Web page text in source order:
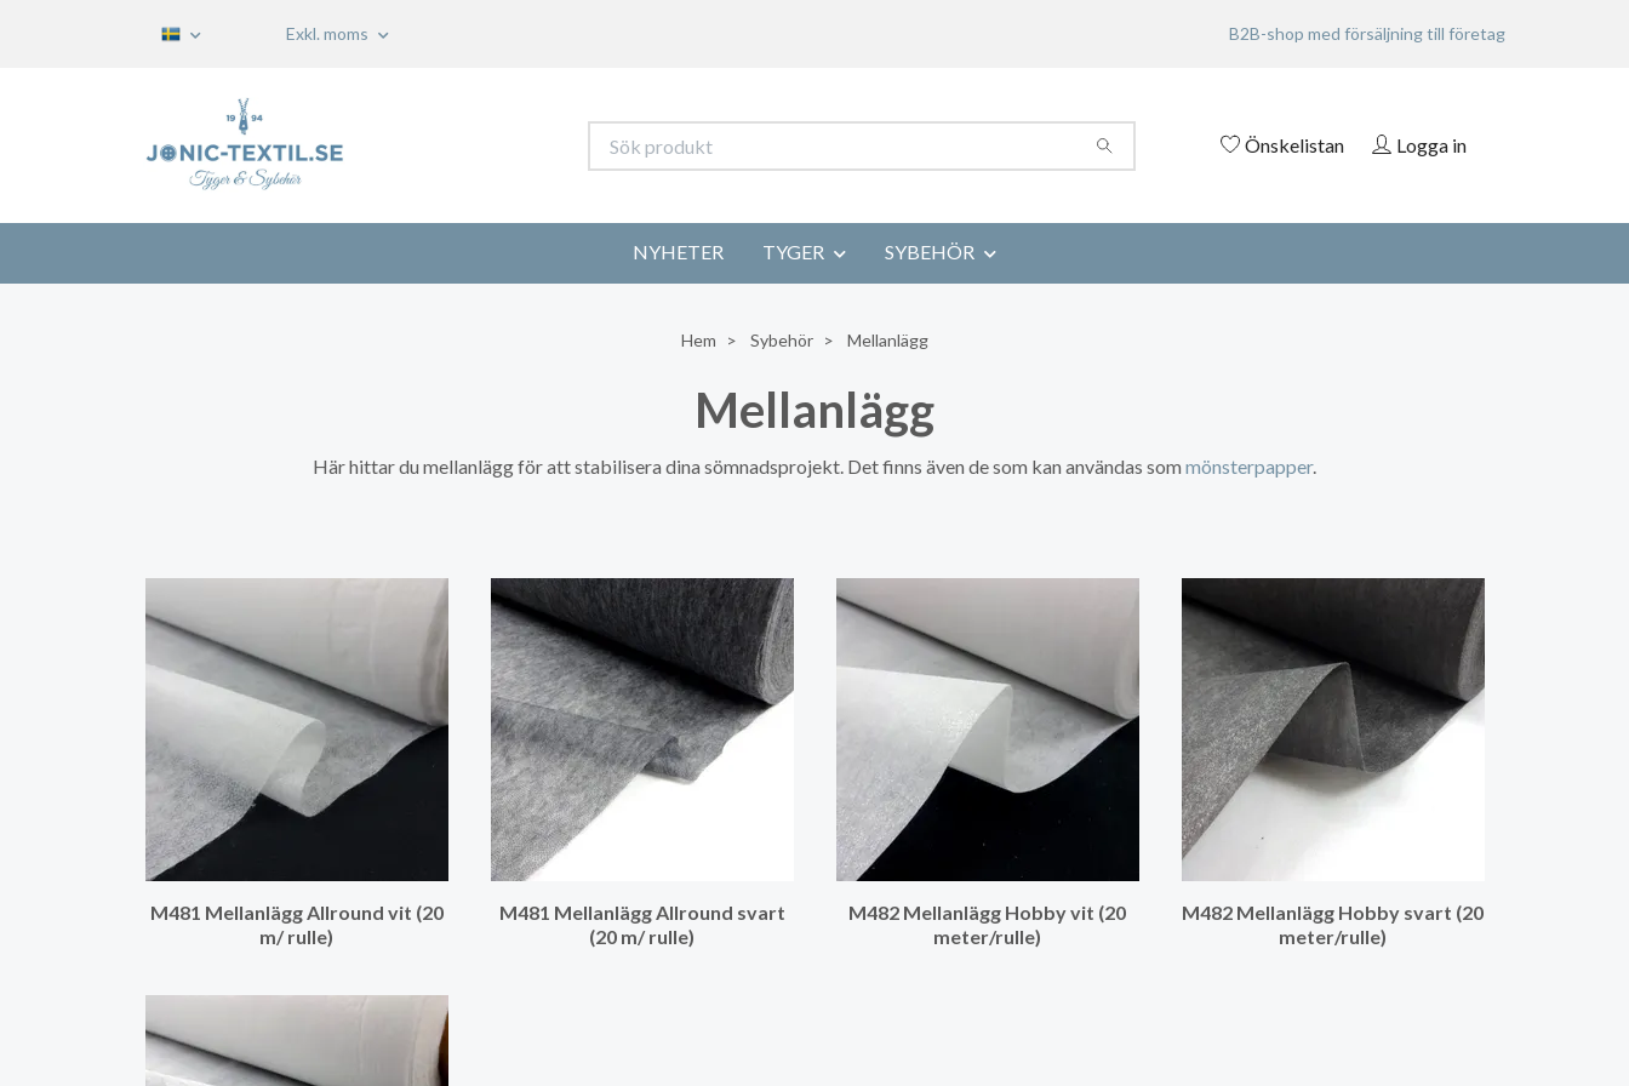
Exkl. moms B2B-shop med försäljning till företag
Önskelistan Logga in
NYHETER TYGER SYBEHÖR
Hem Sybehör Mellanlägg
Mellanlägg
Här hittar du mellanlägg för att stabilisera dina sömnadsprojekt. Det finns även de som kan användas som mönsterpapper.
M481 Mellanlägg Allround vit (20
m/ rulle)
M481 Mellanlägg Allround svart
(20 m/ rulle)
M482 Mellanlägg Hobby vit (20
meter/rulle)
M482 Mellanlägg Hobby svart (20
meter/rulle)